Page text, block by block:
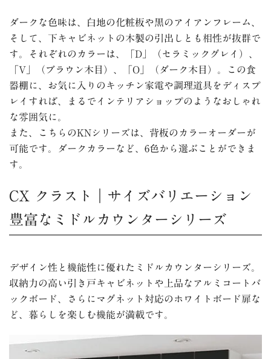
ダークな色味は、白地の化粧板や黒のアイアンフレーム、
そして、下キャビネットの木製の引出しとも相性が抜群で
す。それぞれのカラーは、「D」（セラミックグレイ）、
「V」（ブラウン木目）、「O」（ダーク木目）。この食
器棚に、お気に入りのキッチン家電や調理道具をディスプ
レイすれば、まるでインテリアショップのようなおしゃれ
な雰囲気に。
また、こちらのKNシリーズは、背板のカラーオーダーが
可能です。ダークカラーなど、6色から選ぶことができま
す。
CX クラスト｜サイズバリエーション
豊富なミドルカウンターシリーズ
デザイン性と機能性に優れたミドルカウンターシリーズ。
収納力の高い引き戸キャビネットや上品なアルミコートバ
ックボード、さらにマグネット対応のホワイトボード扉な
ど、暮らしを楽しむ機能が満載です。